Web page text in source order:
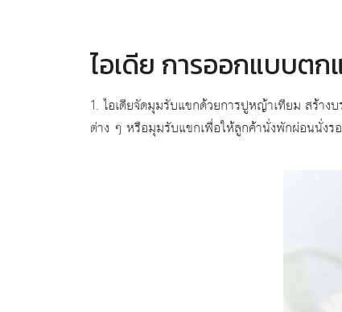
ไอเดีย การออกแบบต
1. ไอเดียจัดมุมรับแขกด้วยการปูหญ้าเทียม สร้าง
ต่าง ๆ หรือมุมรับแขกเพื่อให้ลูกค้านั่งพักผ่อนนั่งร